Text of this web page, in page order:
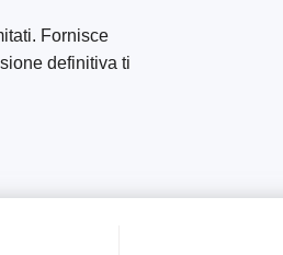
Fornisce
definitiva ti